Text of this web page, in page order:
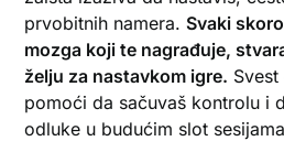
prvobitnih namera. Svaki
mozga koji te nagrađuje,
želju za nastavkom igre.
pomoći da sačuvaš kontrolu i
odluke u budućim slot